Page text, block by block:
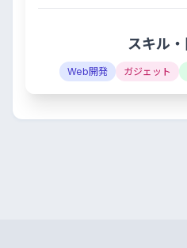
スキル
Web開発 ガジェット